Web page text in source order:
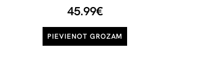
45.99€
PIEVIENOT GROZAM